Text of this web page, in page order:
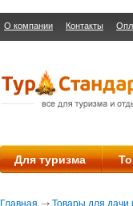
О компании Контакты
Для туризма
Главная Товары для дачи